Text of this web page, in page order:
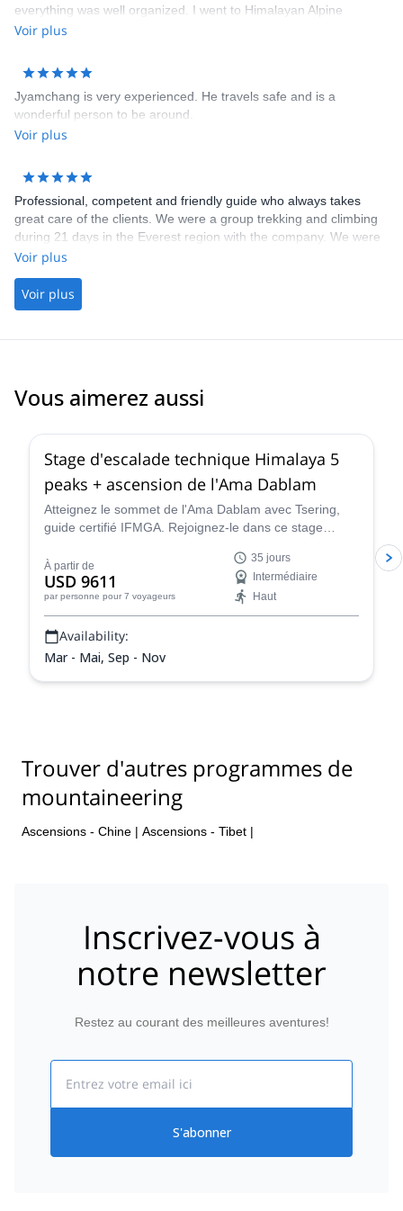
everything was well organized. I went to Himalayan Alpine
Mountaineering course who is a great way to experience both
Voir plus
Jyamchang is very experienced. He travels safe and is a
wonderful person to be around.
Voir plus
Professional, competent and friendly guide who always takes
great care of the clients. We were a group trekking and climbing
during 21 days in the Everest region with the company. We were
a group of friends who all knew the guide on beforehand, and
experience we had. I can recommend the company for everyone
who wants a great experience in the Himalayas.
Voir plus
Voir plus
Vous aimerez aussi
Stage d'escalade technique Himalaya 5
peaks + ascension de l'Ama Dablam
Atteignez le sommet de l'Ama Dablam avec Tsering,
guide certifié IFMGA. Rejoignez-le dans ce stage
l'Himalaya, plus l'ascension de l'Ama Dablam.
À partir de
USD 9611
par personne pour 7 voyageurs
35 jours
Intermédiaire
Haut
Availability:
Mar - Mai, Sep - Nov
Trouver d'autres programmes de
mountaineering
Ascensions - Chine | Ascensions - Tibet |
Inscrivez-vous à
notre newsletter
Restez au courant des meilleures aventures!
S'abonner